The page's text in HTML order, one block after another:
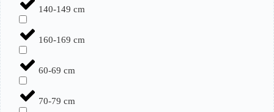
140-149 cm
160-169 cm
60-69 cm
70-79 cm